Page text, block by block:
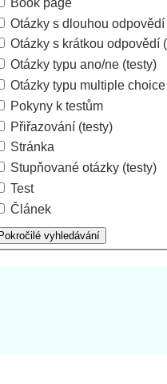
Otázky s dlouhou odpovědí
Otázky s krátkou odpovědí
Otázky typu ano/ne (testy)
Otázky typu multiple
Pokyny k testům
Přiřazování (testy)
Stránka
Stupňované otázky (testy)
Test
Článek